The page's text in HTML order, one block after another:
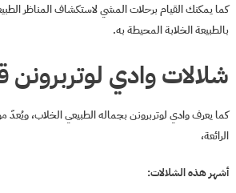
كما يمكنك القيام برحلات المشي لاستكشاف المناظر
بالطبيعة الخلابة المحيطة به.
شلالات وادي لوتربرونن
كما يعرف وادي لوتربرونن بجماله الطبيعي الخلاب، ويُعدّ
الرائعة،
أشهر هذه الشلالات: